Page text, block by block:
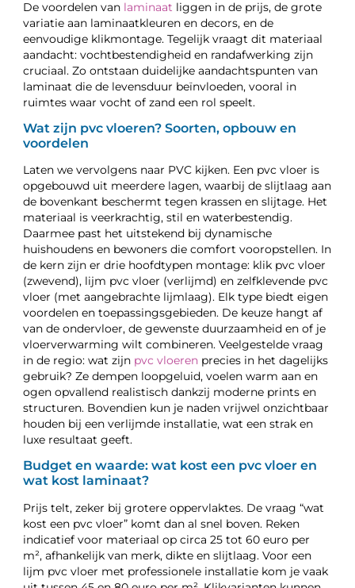
De voordelen van laminaat liggen in de prijs, de grote
variatie aan laminaatkleuren en decors, en de
eenvoudige klikmontage. Tegelijk vraagt dit materiaal
aandacht: vochtbestendigheid en randafwerking zijn
cruciaal. Zo ontstaan duidelijke aandachtspunten van
laminaat die de levensduur beïnvloeden, vooral in
ruimtes waar vocht of zand een rol speelt.
Wat zijn pvc vloeren? Soorten, opbouw en
voordelen
Laten we vervolgens naar PVC kijken. Een pvc vloer is
opgebouwd uit meerdere lagen, waarbij de slijtlaag aan
de bovenkant beschermt tegen krassen en slijtage. Het
materiaal is veerkrachtig, stil en waterbestendig.
Daarmee past het uitstekend bij dynamische
huishoudens en bewoners die comfort vooropstellen. In
de kern zijn er drie hoofdtypen montage: klik pvc vloer
(zwevend), lijm pvc vloer (verlijmd) en zelfklevende pvc
vloer (met aangebrachte lijmlaag). Elk type biedt eigen
voordelen en toepassingsgebieden. De keuze hangt af
van de ondervloer, de gewenste duurzaamheid en of je
vloerverwarming wilt combineren. Veelgestelde vraag
in de regio: wat zijn pvc vloeren precies in het dagelijks
gebruik? Ze dempen loopgeluid, voelen warm aan en
ogen opvallend realistisch dankzij moderne prints en
structuren. Bovendien kun je naden vrijwel onzichtbaar
houden bij een verlijmde installatie, wat een strak en
luxe resultaat geeft.
Budget en waarde: wat kost een pvc vloer en
wat kost laminaat?
Prijs telt, zeker bij grotere oppervlaktes. De vraag “wat
kost een pvc vloer” komt dan al snel boven. Reken
indicatief voor materiaal op circa 25 tot 60 euro per
m², afhankelijk van merk, dikte en slijtlaag. Voor een
lijm pvc vloer met professionele installatie kom je vaak